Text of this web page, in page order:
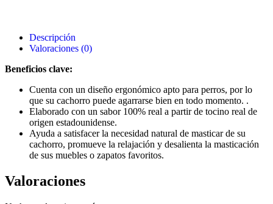
Descripción
Valoraciones (0)
Beneficios clave:
Cuenta con un diseño ergonómico apto para perros, por lo
que su cachorro puede agarrarse bien en todo momento. .
Elaborado con un sabor 100% real a partir de tocino real de
origen estadounidense.
Ayuda a satisfacer la necesidad natural de masticar de su
cachorro, promueve la relajación y desalienta la masticación
de sus muebles o zapatos favoritos.
Valoraciones